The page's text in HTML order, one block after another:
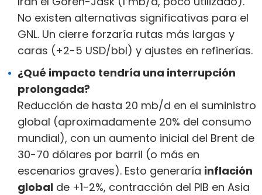
No existen alternativas significativas para el
GNL. Un cierre forzaría rutas más largas y
caras (+2-5 USD/bbl) y ajustes en refinerías.
¿Qué impacto tendría una interrupción
prolongada?
Reducción de hasta 20 mb/d en el suministro
global (aproximadamente 20% del consumo
mundial), con un aumento inicial del Brent de
30-70 dólares por barril (o más en
escenarios graves). Esto generaría inflación
global de +1-2%, contracción del PIB en Asia